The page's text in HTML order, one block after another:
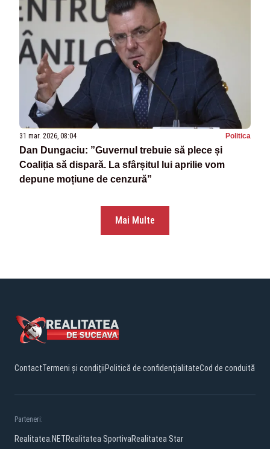
31 mar. 2026, 08:04 Politica
Dan Dungaciu: ”Guvernul trebuie să plece și
Coaliția să dispară. La sfârșitul lui aprilie vom
depune moțiune de cenzură”
Mai Multe
ContactTermeni și condițiiPolitică de confidențialitateCod de conduită
Parteneri:
Realitatea.NETRealitatea SportivaRealitatea Star